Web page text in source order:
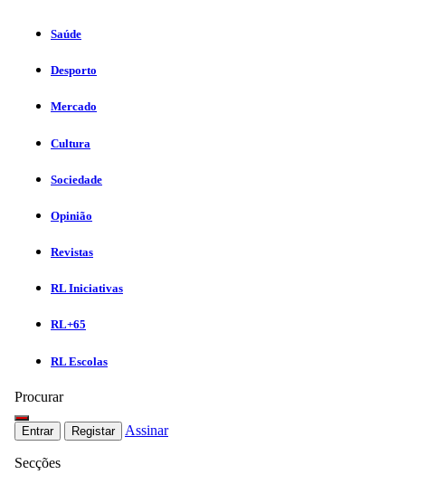
Saúde
Desporto
Mercado
Cultura
Sociedade
Opinião
Revistas
RL Iniciativas
RL+65
RL Escolas
Procurar
Entrar Registar Assinar
Secções